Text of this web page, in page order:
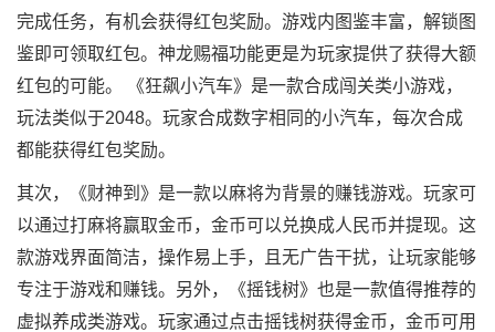
完成任务，有机会获得红包奖励。游戏内图鉴丰富，解锁图
鉴即可领取红包。神龙赐福功能更是为玩家提供了获得大额
红包的可能。 《狂飙小汽车》是一款合成闯关类小游戏，
玩法类似于2048。玩家合成数字相同的小汽车，每次合成
都能获得红包奖励。
其次，《财神到》是一款以麻将为背景的赚钱游戏。玩家可
以通过打麻将赢取金币，金币可以兑换成人民币并提现。这
款游戏界面简洁，操作易上手，且无广告干扰，让玩家能够
专注于游戏和赚钱。另外，《摇钱树》也是一款值得推荐的
虚拟养成类游戏。玩家通过点击摇钱树获得金币，金币可用